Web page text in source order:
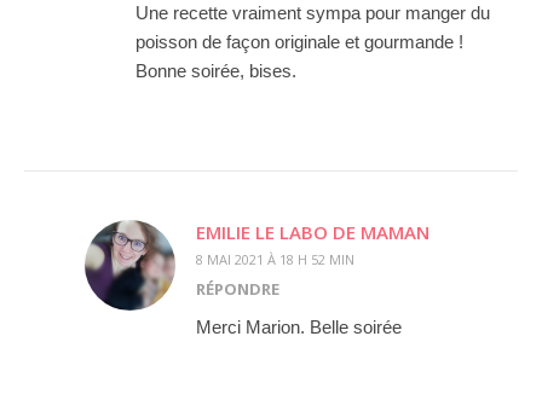
Une recette vraiment sympa pour manger du
poisson de façon originale et gourmande !
Bonne soirée, bises.
EMILIE LE LABO DE MAMAN
8 MAI 2021 À 18 H 52 MIN
RÉPONDRE
Merci Marion. Belle soirée